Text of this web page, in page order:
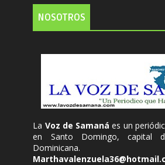
NOSOTROS
La Voz de Samanáes un
en Santo Domingo, capital
Dominicana.